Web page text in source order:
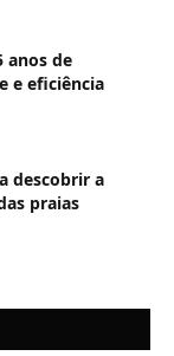
anos de
e eficiência
descobrir a
praias